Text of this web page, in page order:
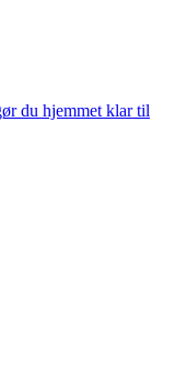
du hjemmet klar til